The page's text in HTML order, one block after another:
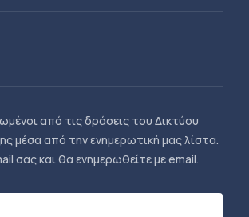
από τις δράσεις του Δικτύου
μέσα από την ενημερωτική μας λίστα.
σας και θα ενημερωθείτε με email.